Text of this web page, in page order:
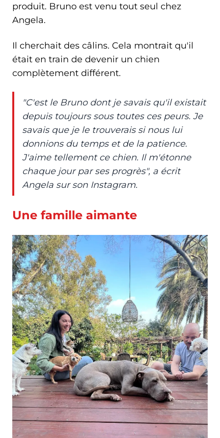
produit. Bruno est venu tout seul chez
Angela.
Il cherchait des câlins. Cela montrait qu'il
était en train de devenir un chien
complètement différent.
"C'est le Bruno dont je savais qu'il existait
depuis toujours sous toutes ces peurs. Je
savais que je le trouverais si nous lui
donnions du temps et de la patience.
J'aime tellement ce chien. Il m'étonne
chaque jour par ses progrès", a écrit
Angela sur son Instagram.
Une famille aimante